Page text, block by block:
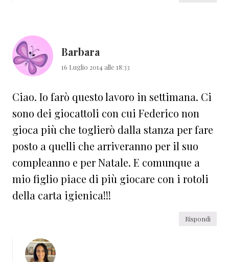
Barbara
16 Luglio 2014 alle 18:33
Ciao. Io farò questo lavoro in settimana. Ci
sono dei giocattoli con cui Federico non
gioca più che toglierò dalla stanza per fare
posto a quelli che arriveranno per il suo
compleanno e per Natale. E comunque a
mio figlio piace di più giocare con i rotoli
della carta igienica!!!
Rispondi